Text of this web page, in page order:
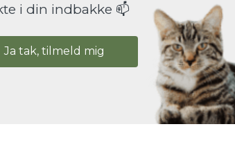
i din indbakke 📫
Ja tak, tilmeld mig